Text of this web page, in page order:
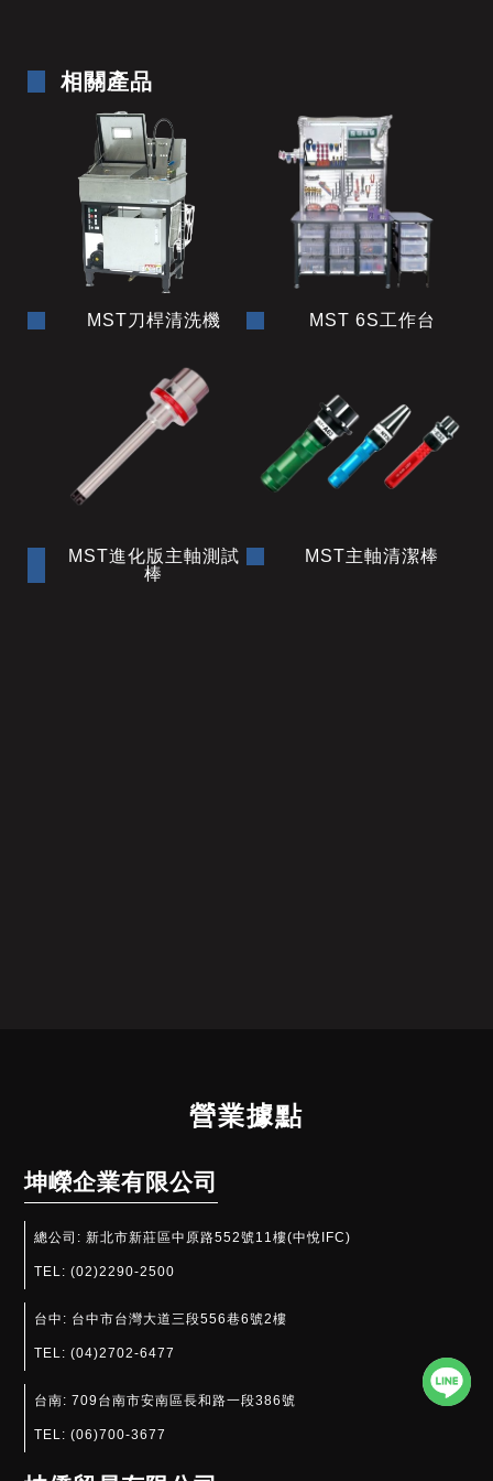
相關產品
MST刀桿清洗機 MST 6S工作台
MST進化版主軸測試
棒
MST主軸清潔棒
營業據點
坤嶸企業有限公司
總公司:新北市新莊區中原路552號11樓(中悅IFC)
TEL:(02)2290-2500
台中: 台中市台灣大道三段556巷6號2樓
TEL:(04)2702-6477
台南:709台南市安南區長和路一段386號
TEL:(06)700-3677